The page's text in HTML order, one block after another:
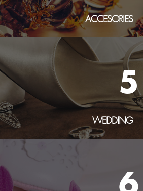
ACCESORIES
5
WEDDING
6